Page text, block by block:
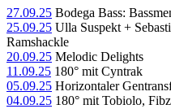
27.09.25 Bodega Bass:
25.09.25 Ulla Suspekt +
Ramshackle
20.09.25 Melodic Delights
11.09.25 180° mit Cyntrak
05.09.25 Horizontaler
04.09.25 180° mit Tobiolo,